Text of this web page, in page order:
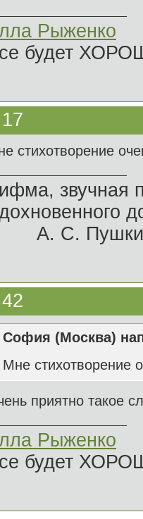
Рыженко
будет
стихотворение
звучная
С.
София (Москва)
Мне стихотворение
приятно такое
Рыженко
будет